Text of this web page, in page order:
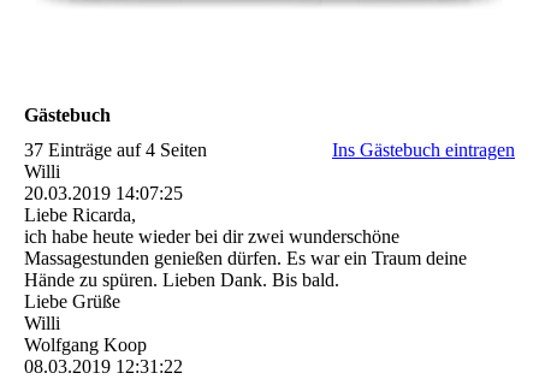
Gästebuch
37 Einträge auf 4 Seiten
Ins Gästebuch eintragen
Willi
20.03.2019 14:07:25
Liebe Ricarda,
ich habe heute wieder bei dir zwei wunderschöne
Massagestunden genießen dürfen. Es war ein Traum deine
Hände zu spüren. Lieben Dank. Bis bald.
Liebe Grüße
Willi
Wolfgang Koop
08.03.2019 12:31:22